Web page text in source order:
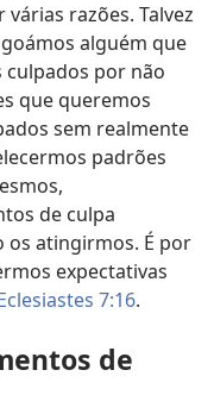
razões. Talvez
alguém que
por não
que queremos
sem realmente
padrões
de culpa
os atingirmos. É por
expectativas
7:16.
de